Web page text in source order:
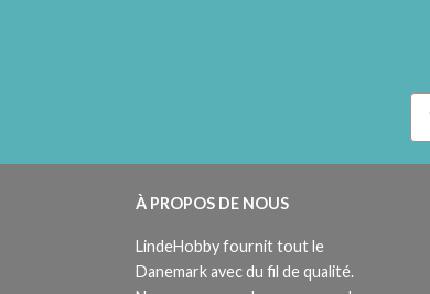
À PROPOS DE NOUS
LindeHobby fournit tout le
Danemark avec du fil de qualité.